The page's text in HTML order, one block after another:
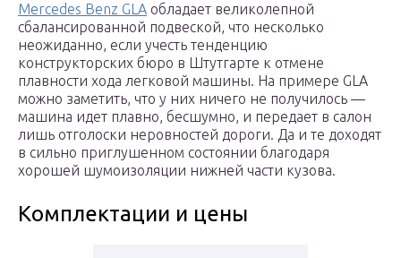
Mercedes Benz GLA обладает великолепной
сбалансированной подвеской, что несколько
неожиданно, если учесть тенденцию
конструкторских бюро в Штутгарте к отмене
плавности хода легковой машины. На примере GLA
можно заметить, что у них ничего не получилось —
машина идет плавно, бесшумно, и передает в салон
лишь отголоски неровностей дороги. Да и те доходят
в сильно приглушенном состоянии благодаря
хорошей шумоизоляции нижней части кузова.
Комплектации и цены